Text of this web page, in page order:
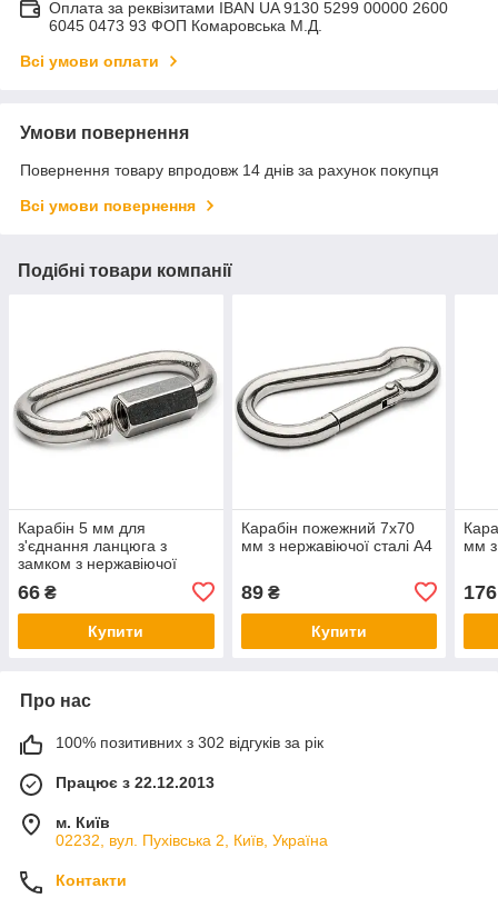
Оплата за реквізитами IBAN UA 9130 5299 00000 2600
6045 0473 93 ФОП Комаровська М.Д.
Всі умови оплати
Умови повернення
Повернення товару впродовж 14 днів за рахунок покупця
Всі умови повернення
Подібні товари компанії
Карабін 5 мм для
з'єднання ланцюга з
замком з нержавіючої
66 ₴
Купити
Карабін пожежний 7х70
мм з нержавіючої сталі А4
89₴
Купити
мм з
176
Про нас
100% позитивних з 302 відгуків за рік
Працює з 22.12.2013
м. Київ
02232, вул. Пухівська 2, Київ, Україна
Контакти